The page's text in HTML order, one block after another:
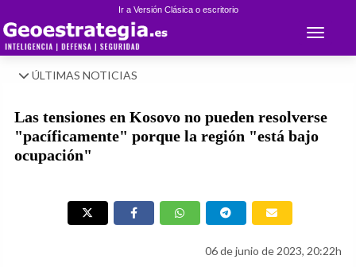
Ir a Versión Clásica o escritorio
Toggle
ÚLTIMAS NOTICIAS
Las tensiones en Kosovo no pueden resolverse
"pacíficamente" porque la región "está bajo
ocupación"
06 de junio de 2023, 20:22h